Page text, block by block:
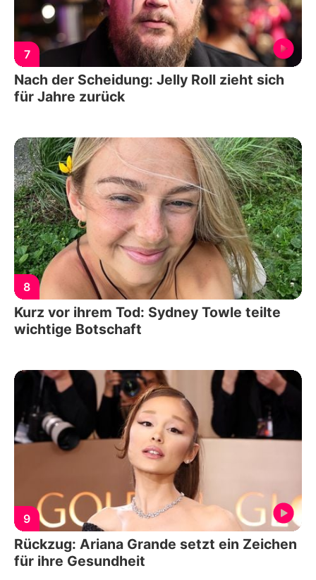
7
Nach der Scheidung: Jelly Roll zieht sich
für Jahre zurück
8
Kurz vor ihrem Tod: Sydney Towle teilte
wichtige Botschaft
9
Rückzug: Ariana Grande setzt ein Zeichen
für ihre Gesundheit